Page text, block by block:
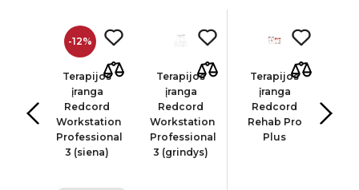
-12%
Terapijos
įranga
Redcord
Workstation
Professional
3 (siena)
Terapijos
įranga
Redcord
Workstation
Professional
3 (grindys)
Terapijos
įranga
Redcord
Rehab Pro
Plus